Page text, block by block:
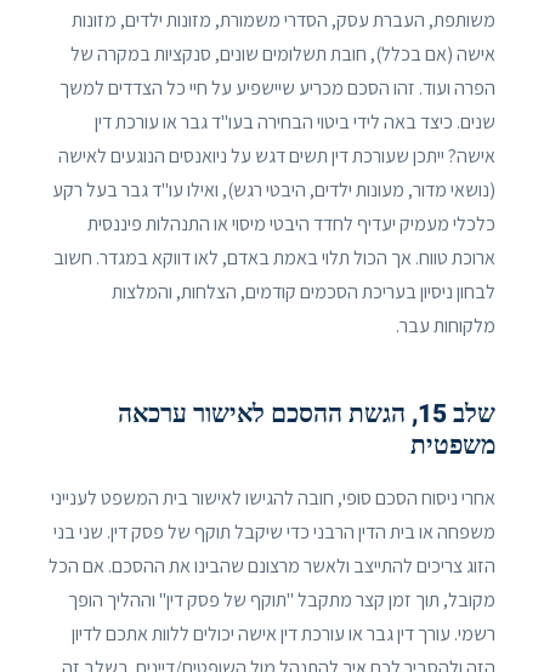
משותפת, העברת עסק, הסדרי משמורת, מזונות ילדים, מזונות
אישה (אם בכלל), חובת תשלומים שונים, סנקציות במקרה של
הפרה ועוד. זהו הסכם מכריע שיישפיע על חיי כל הצדדים למשך
שנים. כיצד באה לידי ביטוי הבחירה בעו"ד גבר או עורכת דין
אישה? ייתכן שעורכת דין תשים דגש על ניואנסים הנוגעים לאישה
(נושאי מדור, מעונות ילדים, היבטי רגש), ואילו עו"ד גבר בעל רקע
כלכלי מעמיק יעדיף לחדד היבטי מיסוי או התנהלות פיננסית
ארוכת טווח. אך הכול תלוי באמת באדם, לאו דווקא במגדר. חשוב
לבחון ניסיון בעריכת הסכמים קודמים, הצלחות, והמלצות
מלקוחות עבר.
שלב 15, הגשת ההסכם לאישור ערכאה
משפטית
אחרי ניסוח הסכם סופי, חובה להגישו לאישור בית המשפט לענייני
משפחה או בית הדין הרבני כדי שיקבל תוקף של פסק דין. שני בני
הזוג צריכים להתייצב ולאשר מרצונם שהבינו את ההסכם. אם הכל
מקובל, תוך זמן קצר מתקבל "תוקף של פסק דין" וההליך הופך
רשמי. עורך דין גבר או עורכת דין אישה יכולים ללוות אתכם לדיון